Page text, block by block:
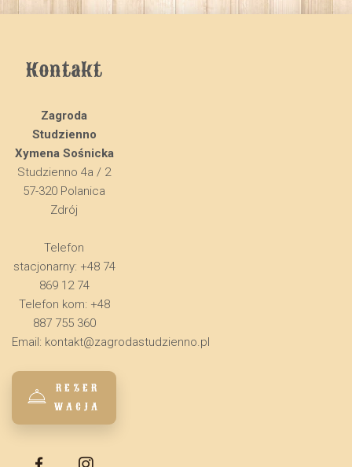
Kontakt
Zagroda
Studzienno
Xymena Sośnicka
Studzienno 4a / 2
57-320 Polanica
Zdrój
Telefon
stacjonarny: +48 74
869 12 74
Telefon kom: +48
887 755 360
Email: kontakt@zagrodastudzienno.pl
REZER
WACJA